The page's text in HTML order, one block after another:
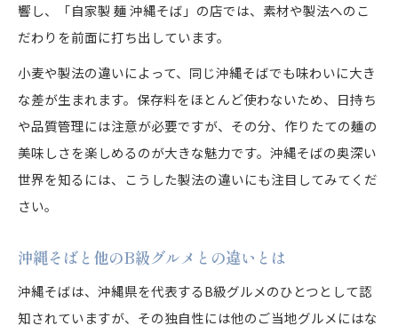
響し、「自家製 麺 沖縄そば」の店では、素材や製法へのこ
だわりを前面に打ち出しています。
小麦や製法の違いによって、同じ沖縄そばでも味わいに大き
な差が生まれます。保存料をほとんど使わないため、日持ち
や品質管理には注意が必要ですが、その分、作りたての麺の
美味しさを楽しめるのが大きな魅力です。沖縄そばの奥深い
世界を知るには、こうした製法の違いにも注目してみてくだ
さい。
沖縄そばと他のB級グルメとの違いとは
沖縄そばは、沖縄県を代表するB級グルメのひとつとして認
知されていますが、その独自性には他のご当地グルメにはな